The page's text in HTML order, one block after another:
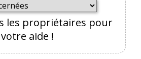
les propriétaires pour
votre aide !